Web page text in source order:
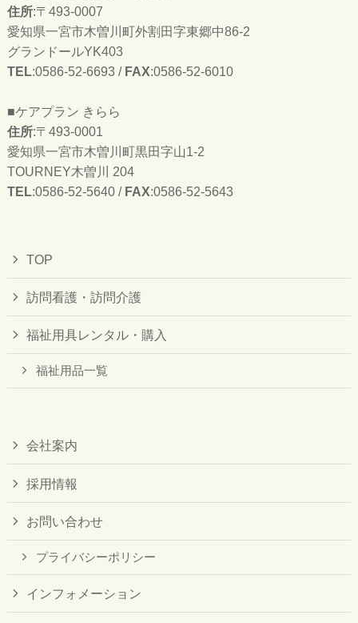
住所:〒493-0007
愛知県一宮市木曽川町外割田字東郷中86-2
グランドールYK403
TEL:0586-52-6693 / FAX:0586-52-6010
■ケアプラン きらら
住所:〒493-0001
愛知県一宮市木曽川町黒田字山1-2
TOURNEY木曽川 204
TEL:0586-52-5640 / FAX:0586-52-5643
TOP
訪問看護・訪問介護
福祉用具レンタル・購入
福祉用品一覧
会社案内
採用情報
お問い合わせ
プライバシーポリシー
インフォメーション